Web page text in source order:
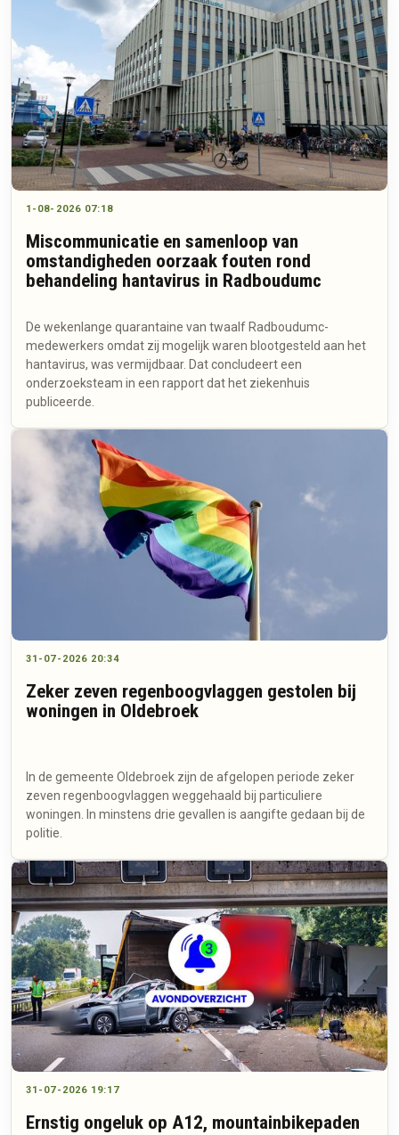
1-08-2026 07:18
Miscommunicatie en samenloop van
omstandigheden oorzaak fouten rond
behandeling hantavirus in Radboudumc
De wekenlange quarantaine van twaalf Radboudumc-
medewerkers omdat zij mogelijk waren blootgesteld aan het
hantavirus, was vermijdbaar. Dat concludeert een
onderzoeksteam in een rapport dat het ziekenhuis
publiceerde.
31-07-2026 20:34
Zeker zeven regenboogvlaggen gestolen bij
woningen in Oldebroek
In de gemeente Oldebroek zijn de afgelopen periode zeker
zeven regenboogvlaggen weggehaald bij particuliere
woningen. In minstens drie gevallen is aangifte gedaan bij de
politie.
31-07-2026 19:17
Ernstig ongeluk op A12, mountainbikepaden